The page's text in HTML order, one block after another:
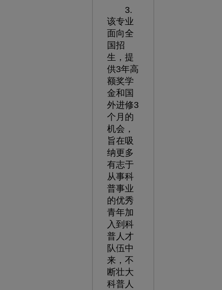
3.
该专业
面向全
国招
生，提
供3年高
额奖学
金和国
外进修3
个月的
机会，
旨在吸
纳更多
有志于
从事科
普事业
的优秀
青年加
入到科
普人才
队伍中
来，不
断壮大
科普人